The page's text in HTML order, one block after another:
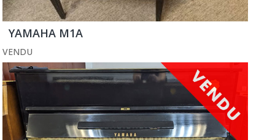
YAMAHA M1A
VENDU